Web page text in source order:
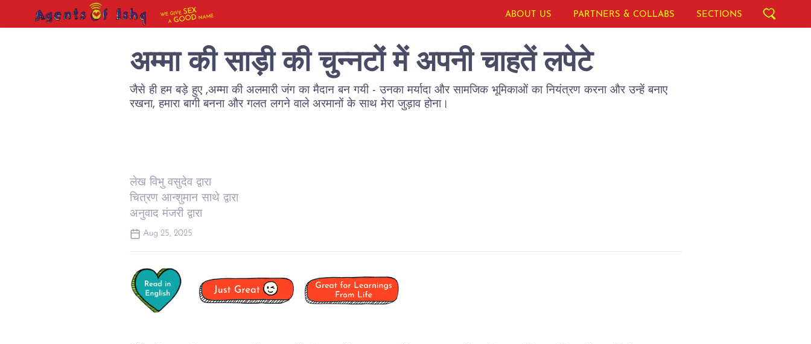
WE GIVESEX
AGOOD NAME ABOUT US PARTNERS & COLLABS SECTIONS
अम्मा की साड़ी की चुन्नटों में अपनी चाहतें लपेटे
जैसे ही हम बड़े हुए ,अम्मा की अलमारी जंग का मैदान बन गयी - उनका मर्यादा और सामजिक भूमिकाओं का नियंत्रण करना और उन्हें बनाए
रखना, हमारा बागी बनना और गलत लगने वाले अरमानों के साथ मेरा जुड़ाव होना।
लेख विभु वसुदेव द्वारा
चित्रण आन्शुमान साथे द्वारा
अनुवाद मंजरी द्वारा
Aug 25, 2025